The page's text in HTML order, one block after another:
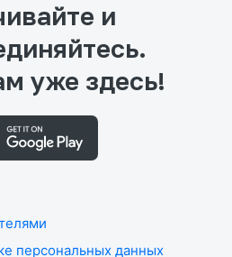
и
уже здесь!
персональных данных